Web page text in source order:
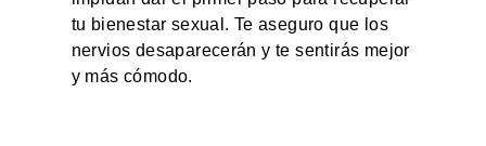
tu bienestar sexual. Te aseguro que los
nervios desaparecerán y te sentirás mejor
y más cómodo.